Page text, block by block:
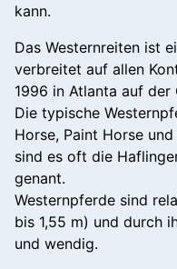
kann.
Das Westernreiten ist
verbreitet auf allen
1996 in Atlanta auf
Die typische
Horse, Paint Horse
sind es oft die
genant.
Westernpferde sind
bis 1,55 m) und durch
und wendig.